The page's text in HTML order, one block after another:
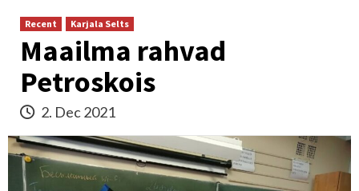
Recent Karjala Selts
Maailma rahvad
Petroskois
2. Dec 2021